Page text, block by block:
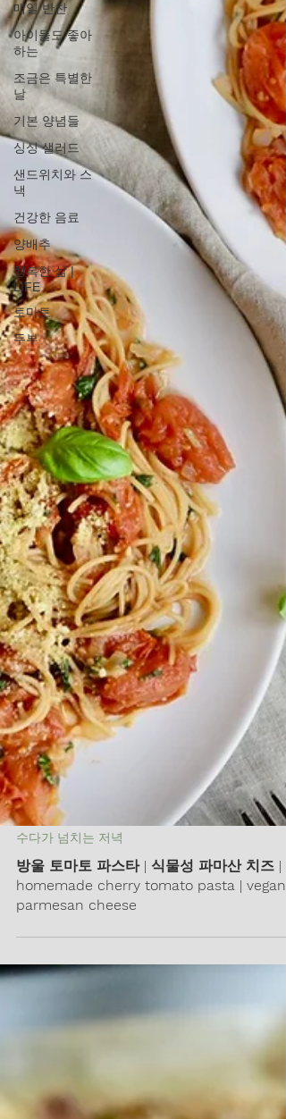
매일 반찬
아이들도 좋아
하는
조금은 특별한
날
기본 양념들
싱싱 샐러드
샌드위치와 스
낵
건강한 음료
양배추
행복한 삶 |
LIFE
토마토
두부
수다가 넘치는 저녁
방울 토마토 파스타 | 식물성 파마산 치즈 |
homemade cherry tomato pasta | vegan
parmesan cheese